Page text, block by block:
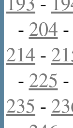
- 204 -
214 -
- 225 -
235 -